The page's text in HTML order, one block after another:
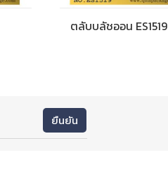
ตลับบลัชออน ES1519